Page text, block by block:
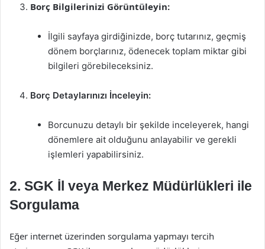
Borç Bilgilerinizi Görüntüleyin:
İlgili sayfaya girdiğinizde, borç tutarınız, geçmiş
dönem borçlarınız, ödenecek toplam miktar gibi
bilgileri görebileceksiniz.
Borç Detaylarınızı İnceleyin:
Borcunuzu detaylı bir şekilde inceleyerek, hangi
dönemlere ait olduğunu anlayabilir ve gerekli
işlemleri yapabilirsiniz.
2. SGK İl veya Merkez Müdürlükleri ile
Sorgulama
Eğer internet üzerinden sorgulama yapmayı tercih